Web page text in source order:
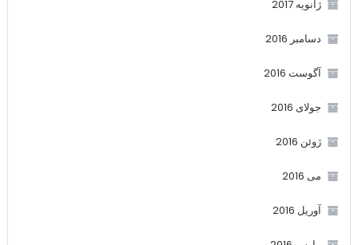
ژانویه 2017
دسامبر 2016
آگوست 2016
جولای 2016
ژوئن 2016
می 2016
آوریل 2016